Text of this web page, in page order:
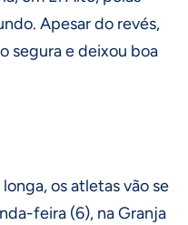
Apesar do revés,
segura e deixou boa
os atletas vão se
feira (6), na Granja